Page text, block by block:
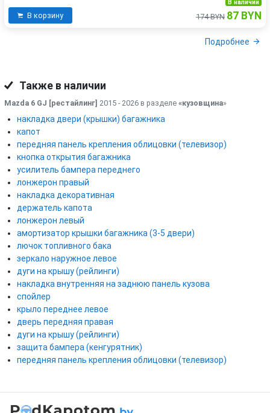
В корзину
В наличии
174 BYN 87 BYN
Подробнее
Также в наличии
Mazda 6 GJ [рестайлинг] 2015 - 2026 в разделе «кузовщина»
накладка двери (крышки) багажника
капот
передняя панель крепления облицовки (телевизор)
кнопка открытия багажника
усилитель бампера переднего
лонжерон правый
накладка декоративная
держатель капота
лонжерон левый
амортизатор крышки багажника (3-5 двери)
лючок топливного бака
зеркало наружное левое
дуги на крышу (рейлинги)
накладка внутренняя на заднюю панель кузова
спойлер
крыло переднее левое
дверь передняя правая
дуги на крышу (рейлинги)
защита бампера (кенгурятник)
передняя панель крепления облицовки (телевизор)